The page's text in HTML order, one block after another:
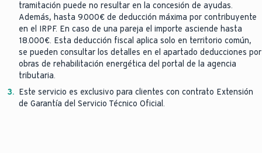
tramitación puede no resultar en la concesión de ayudas.
Además, hasta 9.000€ de deducción máxima por contribuyente
en el IRPF. En caso de una pareja el importe asciende hasta
18.000€. Esta deducción fiscal aplica solo en territorio común,
se pueden consultar los detalles en el apartado deducciones por
obras de rehabilitación energética del portal de la agencia
tributaria.
3. Este servicio es exclusivo para clientes con contrato Extensión
de Garantía del Servicio Técnico Oficial.